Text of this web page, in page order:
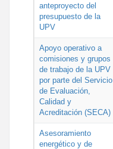
anteproyecto del
presupuesto de la
UPV
Apoyo operativo a
comisiones y grupos
de trabajo de la UPV
por parte del Servicio
de Evaluación,
Calidad y
Acreditación (SECA)
Asesoramiento
energético y de